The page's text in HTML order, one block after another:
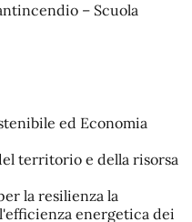
– Scuola
ed Economia
territorio e della risorsa
la resilienza la
energetica dei